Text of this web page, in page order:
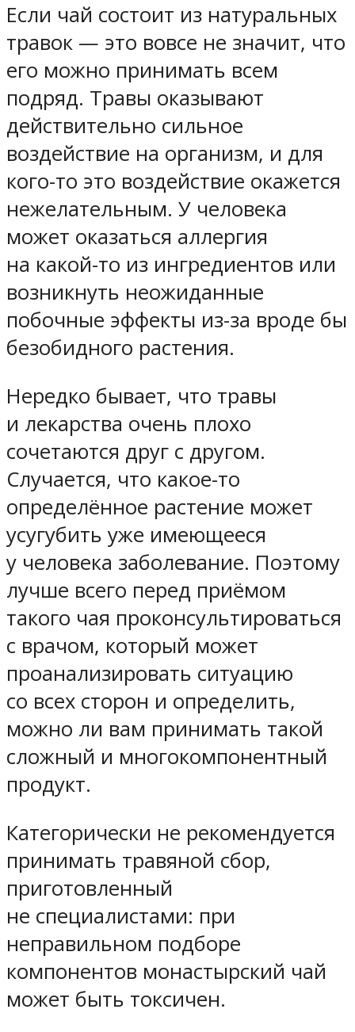
Если чай состоит из натуральных
травок — это вовсе не значит, что
его можно принимать всем
подряд. Травы оказывают
действительно сильное
воздействие на организм, и для
кого-то это воздействие окажется
нежелательным. У человека
может оказаться аллергия
на какой-то из ингредиентов или
возникнуть неожиданные
побочные эффекты из-за вроде бы
безобидного растения.
Нередко бывает, что травы
и лекарства очень плохо
сочетаются друг с другом.
Случается, что какое-то
определённое растение может
усугубить уже имеющееся
у человека заболевание. Поэтому
лучше всего перед приёмом
такого чая проконсультироваться
с врачом, который может
проанализировать ситуацию
со всех сторон и определить,
можно ли вам принимать такой
сложный и многокомпонентный
продукт.
Категорически не рекомендуется
принимать травяной сбор,
приготовленный
не специалистами: при
неправильном подборе
компонентов монастырский чай
может быть токсичен.